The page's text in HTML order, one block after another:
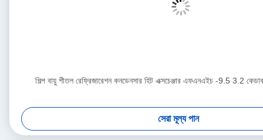
শিল্প বায়ু শীতল রেফ্রিজারেশন কনডেনসার হিট এক্সচেঞ্জার এফএনএইচ -9.5 3.2
সেরা মূল্য পান